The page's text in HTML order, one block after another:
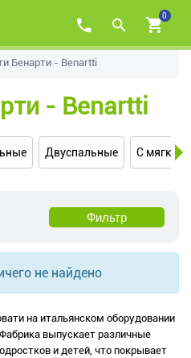
0
Бенарти - Benartti
- Benartti
Двуспальные С мягким
Фильтр
не найдено
на итальянском оборудовании
выпускает различные
и детей, что покрывает